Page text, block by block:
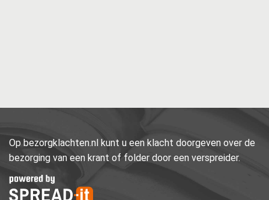
Op bezorgklachten.nl kunt u een klacht doorgeven over de
bezorging van een krant of folder door een verspreider.